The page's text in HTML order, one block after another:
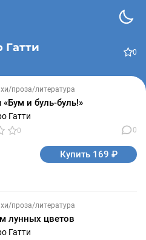
Гатти 0
проза/литература
и буль-буль!»
Гатти
0 0
Купить 169 ₽
проза/литература
лунных цветов
Гатти